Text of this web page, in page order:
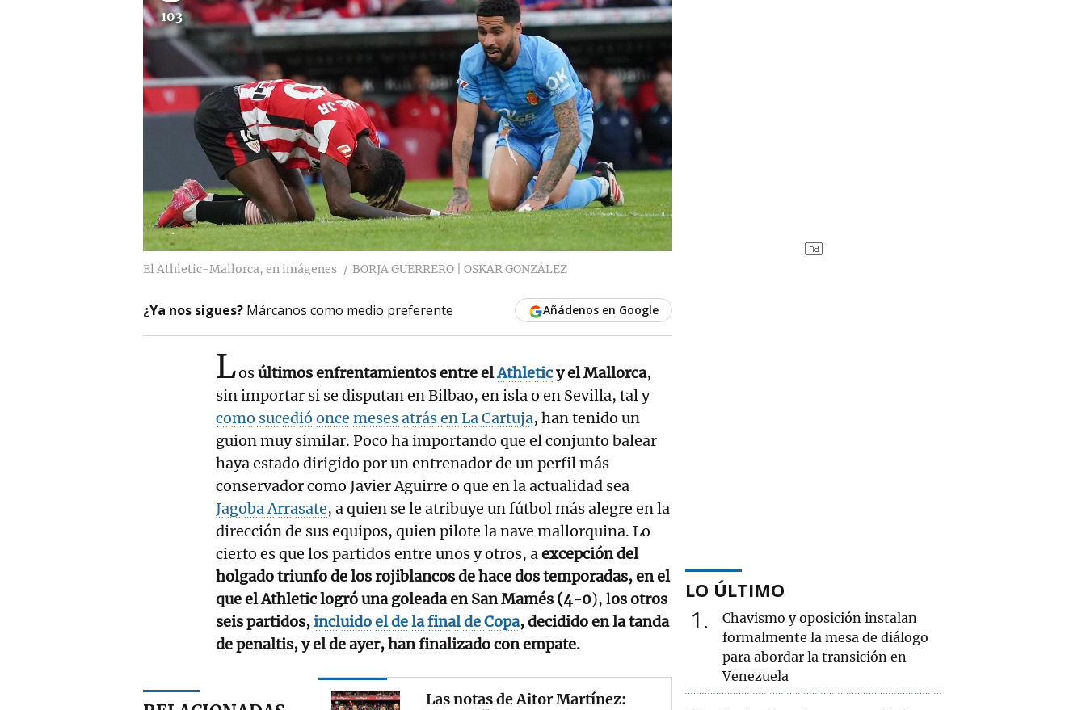
103
El Athletic-Mallorca, en imágenes BORJA GUERRERO | OSKAR GONZÁLEZ
¿Ya nos sigues? Márcanos como medio preferente Añádenos en Google
Losúltimos enfrentamientos entre elAthleticy el Mallorca,
sin importar si se disputan en Bilbao, en isla o en Sevilla, tal y
como sucedió once meses atrás en La Cartuja, han tenido un
guion muy similar. Poco ha importando que el conjunto balear
haya estado dirigido por un entrenador de un perfil más
conservador como Javier Aguirre o que en la actualidad sea
Jagoba Arrasate, a quien se le atribuye un fútbol más alegre en la
dirección de sus equipos, quien pilote la nave mallorquina. Lo
cierto es que los partidos entre unos y otros, aexcepción del
holgado triunfo de los rojiblancos de hace dos temporadas, en el
que el Athletic logró una goleada en San Mamés (4-0), los otros
seis partidos,incluido el de la final de Copa, decidido en la tanda
de penaltis, y el de ayer, han finalizado con empate.
Las notas de Aitor Martínez:
LO ÚLTIMO
1
Chavismo y oposición instalan
formalmente la mesa de diálogo
para abordar la transición en
Venezuela